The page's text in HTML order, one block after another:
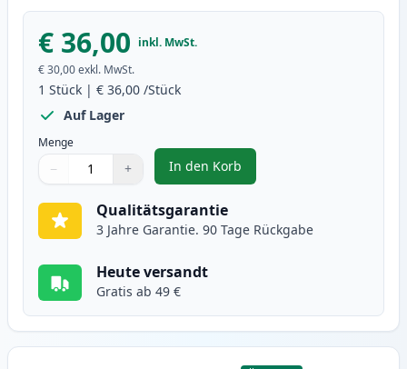
€ 36,00 inkl. MwSt.
€ 30,00exkl. MwSt.
1 Stück | € 36,00 /Stück
Auf Lager
Menge
Verwenden Sie die Tasten, um anzupassen
− +
1
In den Korb
, Brother TN247 (TN243)
Qualitätsgarantie
3 Jahre Garantie. 90 Tage Rückgabe
Heute versandt
Gratis ab 49 €